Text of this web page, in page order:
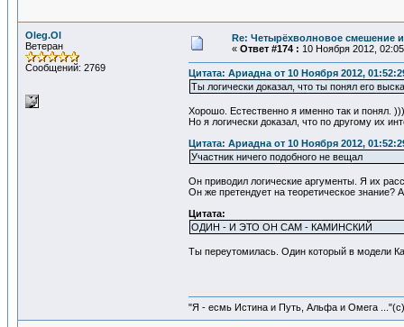
Oleg.Ol
Ветеран
Сообщений: 2769
Re: Четырёхволновое смешение и
« Ответ #174 : 10 Ноября 2012,
Цитата: Ариадна от 10 Ноября 2012,
Ты логически доказал, что ты понял его
Хорошо. Естественно я именно так и понял. )))
Но я логически доказал, что по другому их
Цитата: Ариадна от 10 Ноября 2012,
Участник ничего подобного не вещал
Он приводил логические аргументы. Я их
Он же претендует на теоретическое
Цитата:
ОДИН - И ЭТО ОН САМ - КАМИНСКИЙ
Ты переутомилась. Один который в модели
"Я - есмь Истина и Путь, Альфа и Омега ..."(с)